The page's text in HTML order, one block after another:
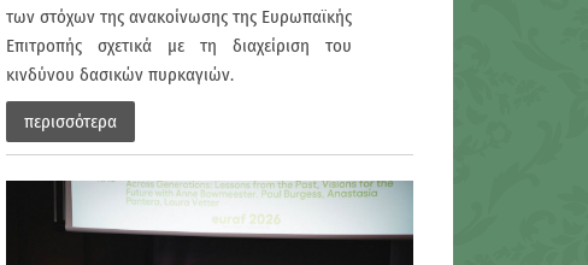
των στόχων της ανακοίνωσης της Ευρωπαϊκής
Επιτροπής σχετικά με τη διαχείριση του
κινδύνου δασικών πυρκαγιών.
περισσότερα